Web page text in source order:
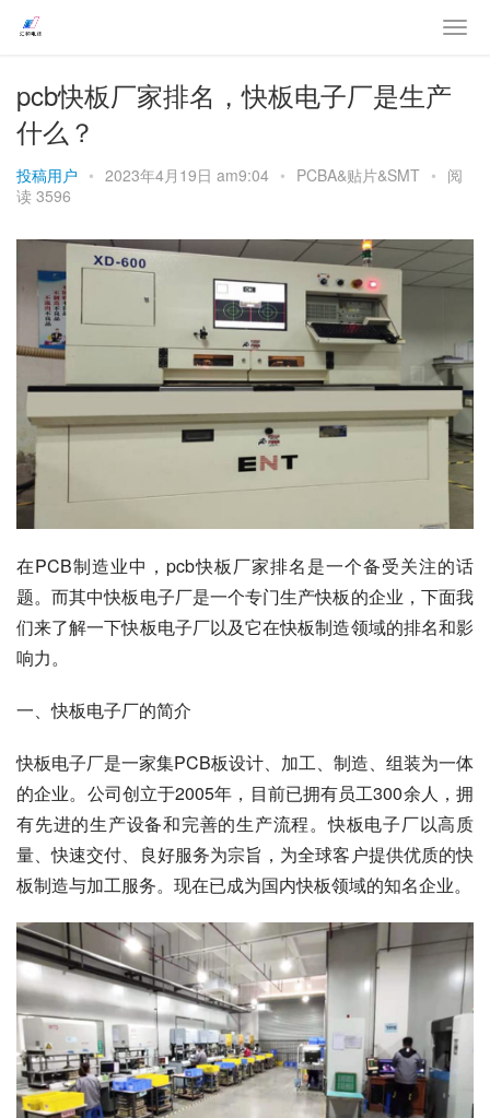
pcb快板厂家排名，快板电子厂是生产
什么？
投稿用户 • 2023年4月19日 am9:04 • PCBA&贴片&SMT • 阅
读 3596
在PCB制造业中，pcb快板厂家排名是一个备受关注的话
题。而其中快板电子厂是一个专门生产快板的企业，下面我
们来了解一下快板电子厂以及它在快板制造领域的排名和影
响力。
一、快板电子厂的简介
快板电子厂是一家集PCB板设计、加工、制造、组装为一体
的企业。公司创立于2005年，目前已拥有员工300余人，拥
有先进的生产设备和完善的生产流程。快板电子厂以高质
量、快速交付、良好服务为宗旨，为全球客户提供优质的快
板制造与加工服务。现在已成为国内快板领域的知名企业。